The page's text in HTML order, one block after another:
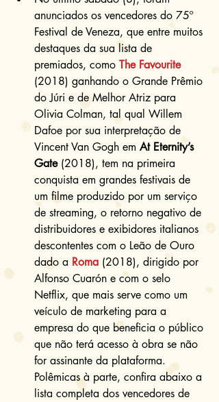
anunciados os vencedores do 75º
Festival de Veneza, que entre muitos
destaques da sua lista de
premiados, como The Favourite
(2018) ganhando o Grande Prêmio
do Júri e de Melhor Atriz para
Olivia Colman, tal qual Willem
Dafoe por sua interpretação de
Vincent Van Gogh em At Eternity’s
Gate (2018), tem na primeira
conquista em grandes festivais de
um filme produzido por um serviço
de streaming, o retorno negativo de
distribuidores e exibidores italianos
descontentes com o Leão de Ouro
dado a Roma (2018), dirigido por
Alfonso Cuarón e com o selo
Netflix, que mais serve como um
veículo de marketing para a
empresa do que beneficia o público
que não terá acesso à obra se não
for assinante da plataforma.
Polêmicas à parte, confira abaixo a
lista completa dos vencedores de